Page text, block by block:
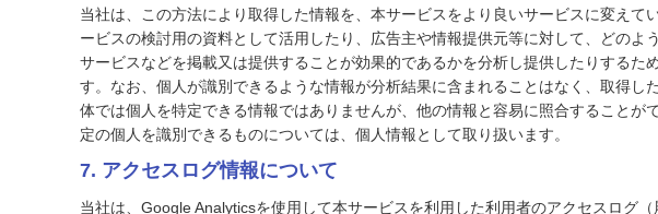
当社は、この方法により取得した情報を、本サービスをより良いサービスに変えて
ービスの検討用の資料として活用したり、広告主や情報提供元等に対して、どのよ
サービスなどを掲載又は提供することが効果的であるかを分析し提供したりするた
す。なお、個人が識別できるような情報が分析結果に含まれることはなく、取得し
体では個人を特定できる情報ではありませんが、他の情報と容易に照合することが
定の個人を識別できるものについては、個人情報として取り扱います。
7. アクセスログ情報について
当社は、Google Analyticsを使用して本サービスを利用した利用者のアクセスログ